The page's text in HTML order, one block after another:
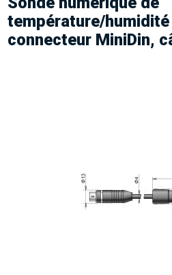
température/
connecteur MiniDin,